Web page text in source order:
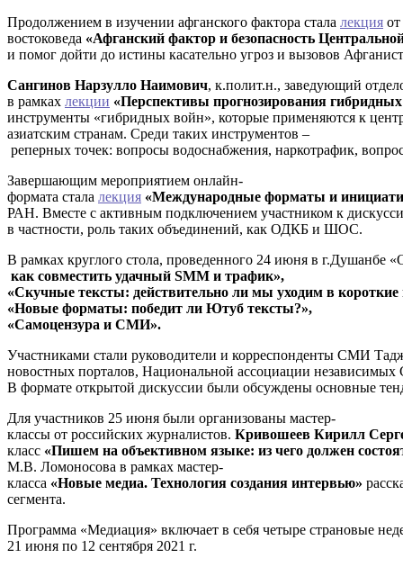
Продолжением в изучении афганского фактора стала лекция от
востоковеда «Афганский фактор и безопасность
и помог дойти до истины касательно угроз и вызовов
Сангинов Нарзулло Наимович, к.полит.н., заведующий
в рамках лекции «Перспективы прогнозирования
инструменты «гибридных войн», которые применяются к
азиатским странам. Среди таких инструментов –
реперных точек: вопросы водоснабжения, наркотрафик,
Завершающим мероприятием онлайн-
формата стала лекция «Международные форматы и
РАН. Вместе с активным подключением участником к
в частности, роль таких объединений, как ОДКБ и ШОС.
В рамках круглого стола, проведенного 24 июня в
как совместить удачный SMM и трафик»,
«Скучные тексты: действительно ли мы уходим в
«Новые форматы: победит ли Ютуб тексты?»,
«Самоцензура и СМИ».
Участниками стали руководители и корреспонденты СМИ
новостных порталов, Национальной ассоциации
В формате открытой дискуссии были обсуждены основные
Для участников 25 июня были организованы мастер-
классы от российских журналистов. Кривошеев Кирилл
класс «Пишем на объективном языке: из чего должен
М.В. Ломоносова в рамках мастер-
класса «Новые медиа. Технология создания интервью»
сегмента.
Программа «Медиация» включает в себя четыре страновые
21 июня по 12 сентября 2021 г.